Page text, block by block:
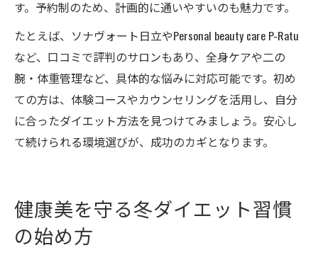
す。予約制のため、計画的に通いやすいのも魅力です。
たとえば、ソナヴォート日立やPersonal beauty care P-Ratu
など、口コミで評判のサロンもあり、全身ケアや二の
腕・体重管理など、具体的な悩みに対応可能です。初め
ての方は、体験コースやカウンセリングを活用し、自分
に合ったダイエット方法を見つけてみましょう。安心し
て続けられる環境選びが、成功のカギとなります。
健康美を守る冬ダイエット習慣
の始め方